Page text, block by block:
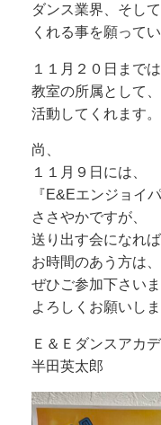
ダンス業界、そし
くれる事を願ってい
１１月２０日までは
教室の所属として、
活動してくれます。
尚、
１１月９日には、
『E&Eエンジョイ
ささやかですが、
送り出す会になれ
お時間のあう方は、
ぜひご参加下さいま
よろしくお願いし
Ｅ＆Ｅダンスアカ
半田英太郎